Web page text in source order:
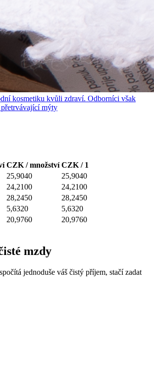
kosmetiku kvůli zdraví. Odborníci však
mýty
CZK / množství CZK / 1
25,9040
25,9040
24,2100
24,2100
28,2450
28,2450
5,6320
5,6320
20,9760
20,9760
mzdy
jednoduše váš čistý příjem, stačí zadat